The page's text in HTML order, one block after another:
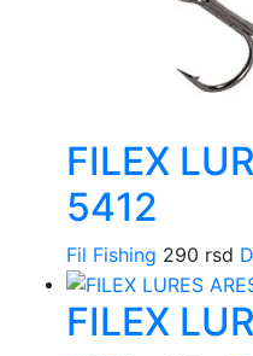
FILEX
5412
Fil Fishing 290 rsd
FILEX